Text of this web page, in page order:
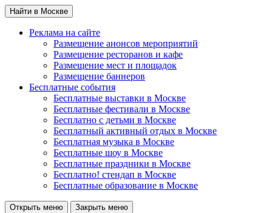
Найти в Москве
Реклама на сайте
Размещение анонсов мероприятий
Размещение ресторанов и кафе
Размещение мест и площадок
Размещение баннеров
Бесплатные события
Бесплатные выставки в Москве
Бесплатные фестивали в Москве
Бесплатно с детьми в Москве
Бесплатный активный отдых в Москве
Бесплатная музыка в Москве
Бесплатные шоу в Москве
Бесплатные праздники в Москве
Бесплатно! стендап в Москве
Бесплатные образование в Москве
Открыть меню Закрыть меню